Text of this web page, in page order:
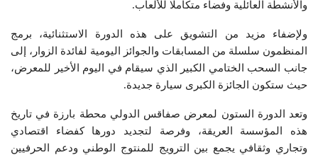
والأنشطة العائلية وفضاء متكاملا للألعاب.
ولإضفاء مزيد من التشويق على هذه الدورة الاستثنائية، برمج
المنظمون سلسلة من المسابقات والجوائز اليومية لفائدة الزوار، إلى
جانب السحب الختامي الكبير الذي سيقام في اليوم الأخير للمعرض،
حيث ستكون الجائزة الكبرى سيارة جديدة.
وتعد الدورة الستون لمعرض صفاقس الدولي محطة بارزة في تاريخ
هذه المؤسسة العريقة، وفرصة لتجديد دورها كفضاء اقتصادي
وتجاري وثقافي يجمع بين الترويج للمنتوج الوطني ودعم الحرفيين